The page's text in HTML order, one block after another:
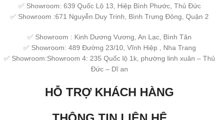
✅ Showroom: 639 Quốc Lộ 13, Hiệp Bình Phước, Thủ Đức
✅ Showroom :671 Nguyễn Duy Trinh, Bình Trưng Đông, Quận 2
✅ Showroom : Kinh Dương Vương, An Lạc, Bình Tân
✅ Showroom: 489 Đường 23/10, Vĩnh Hiệp , Nha Trang
✅ Showroom:Showroom 4: 235 Quốc lộ 1k, phường linh xuân – Thủ
Đức – Dĩ an
HỖ TRỢ KHÁCH HÀNG